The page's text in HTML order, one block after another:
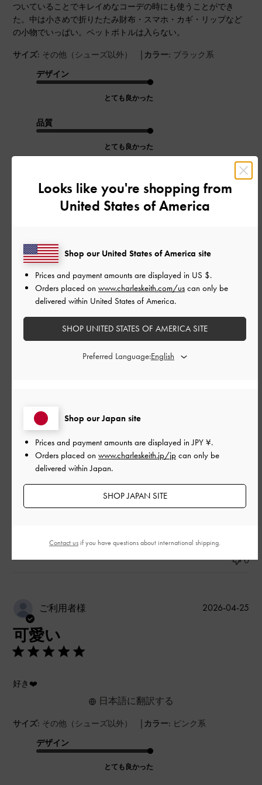
ついていることでキレイめなコーデの時にも使うことができ
た。中は小さめで折りたたみ財布・スマホ・カギ・リップなど
の小物でいっぱい。ペットボトルは入らない。
サイズ: その他（シューズ以外） | カラー: ブラック系
デザイン
とても良かった
品質
とても良かった
ご利用者様
可愛いらしさと可憐さ
コロンと可愛い見た目、清楚な服ととても合う。ピンクは可愛
すぎるかと思いきや、甘すぎなく綺麗な可愛いさ。
品質
もっと見る
2026-04-25
このレビューは役に立ちましたか？
0
ご利用者様
可愛い
好き❤️
サイズ: その他（シューズ以外） | カラー: ピンク系
デザイン
とても良かった
日本語に翻訳する
公
2026-04-25
Looks like you're shopping from
United States of America
Shop our Japan site
Prices and payment amounts are displayed inJPY ¥.
Orders placed on www.charleskeith.jp/jp can only be
delivered within Japan.
SHOP JAPAN SITE
Shop our United States of America site
Prices and payment amounts are displayed in US $.
Orders placed on www.charleskeith.com/us can only be
delivered within United States of America.
SHOP UNITED STATES OF AMERICA SITE
Preferred Language:
Contact usif you have questions about international shipping.